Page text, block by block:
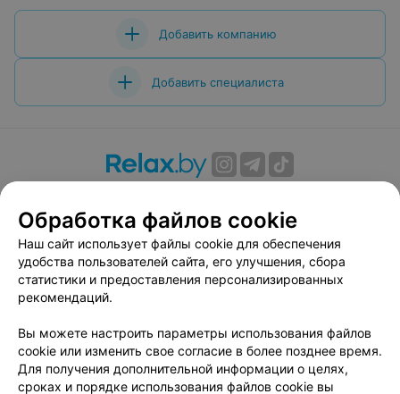
Добавить компанию
Добавить специалиста
Вакансии
Публичный договор
Способы оплаты
Публичный договор по использованию сервиса
«Афиша»
Пользовательское соглашение
Связаться по вопросам сотрудничества
Написать руководителю relax.by
Персональные настройки cookie
Обработка файлов cookie
Наш сайт использует файлы cookie для обеспечения
удобства пользователей сайта, его улучшения, сбора
статистики и предоставления персонализированных
рекомендаций.
Вы можете настроить параметры использования файлов
cookie или изменить свое согласие в более позднее время.
Для получения дополнительной информации о целях,
сроках и порядке использования файлов cookie вы